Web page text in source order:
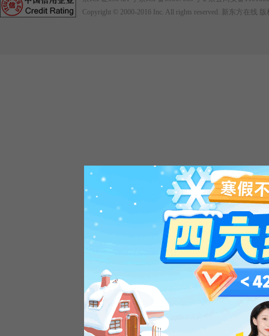
Copyright © 2000-2016
Inc. All rights reserved. 新东方在线